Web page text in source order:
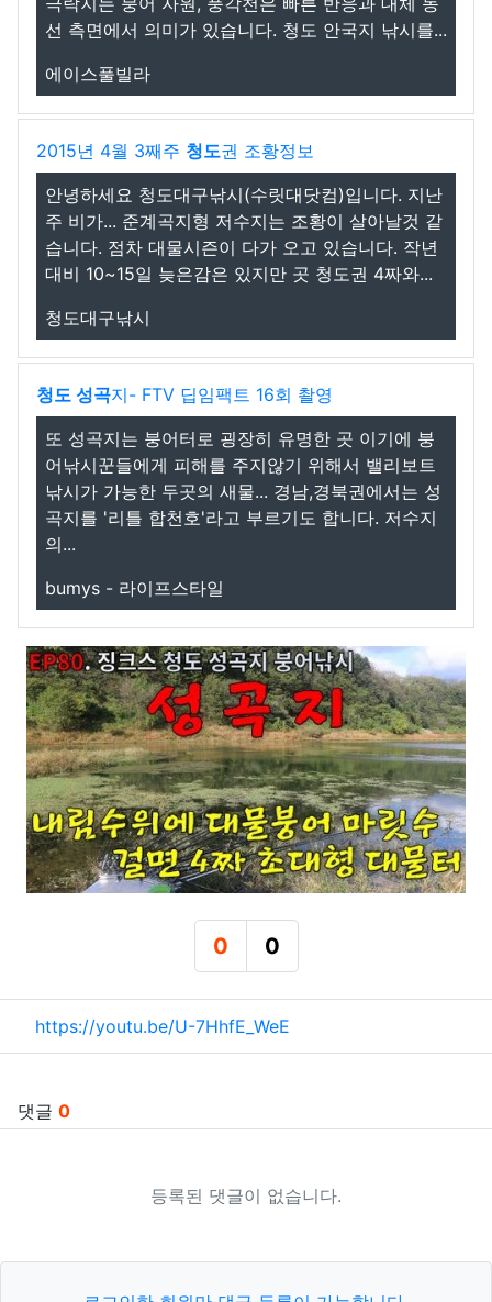
선 측면에서 의미가 있습니다. 청도 안국지 낚시를...
에이스풀빌라
2015년 4월 3째주 청도권 조황정보
안녕하세요 청도대구낚시(수릿대닷컴)입니다. 지난
주 비가... 준계곡지형 저수지는 조황이 살아날것 같
습니다. 점차 대물시즌이 다가 오고 있습니다. 작년
대비 10~15일 늦은감은 있지만 곳 청도권 4짜와...
청도대구낚시
청도 성곡지- FTV 딥임팩트 16회 촬영
또 성곡지는 붕어터로 굉장히 유명한 곳 이기에 붕
어낚시꾼들에게 피해를 주지않기 위해서 밸리보트
낚시가 가능한 두곳의 새물... 경남,경북권에서는 성
곡지를 '리틀 합천호'라고 부르기도 합니다. 저수지
의...
bumys - 라이프스타일
0
추천
0
비추천
관련자료
https://youtu.be/U-7HhfE_WeE
댓글 0
등록된 댓글이 없습니다.